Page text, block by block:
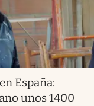
España:
unos 1400